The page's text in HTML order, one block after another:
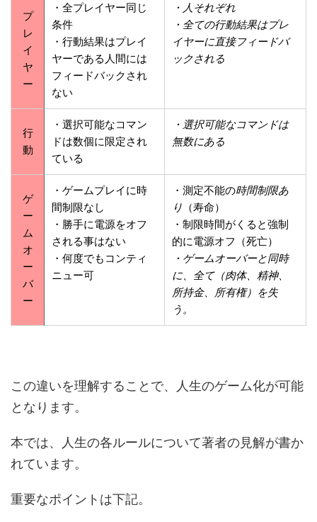
プ
レ
イ
ヤ
ー
・全プレイヤー同じ
条件
・行動結果はプレイ
ヤーである人間には
フィードバックされ
ない
・人それぞれ
・全ての行動結果はプレ
イヤーに直接フィードバ
ックされる
行
動
・選択可能なコマン
ドは数個に限定され
ている
・選択可能なコマンドは
無数にある
ゲ
ー
ム
オ
ー
バ
ー
・ゲームプレイに時
間制限なし
・勝手に電源をオフ
される事はない
・何度でもコンティ
ニュー可
・測定不能の時間制限あ
り （寿命）
・制限時間がくると強制
的に電源オフ（死亡）
・ゲームオーバーと同時
に、全て（肉体、精神、
所持金、所有権）を失
う。
この違いを理解することで、人生のゲーム化が可能
となります。
本では、人生の各ルールについて著者の見解が書か
れています。
重要なポイントは下記。